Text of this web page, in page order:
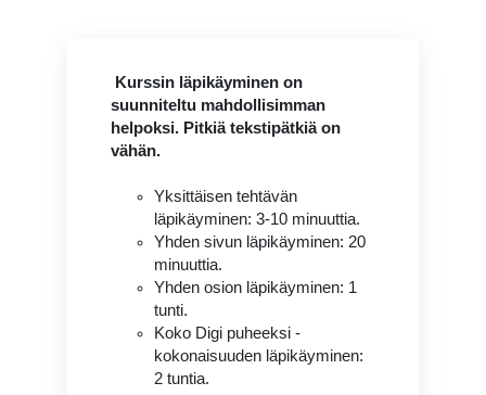
Kurssin läpikäyminen on
suunniteltu mahdollisimman
helpoksi. Pitkiä tekstipätkiä on
vähän.
Yksittäisen tehtävän
läpikäyminen: 3-10 minuuttia.
Yhden sivun läpikäyminen: 20
minuuttia.
Yhden osion läpikäyminen: 1
tunti.
Koko Digi puheeksi -
kokonaisuuden läpikäyminen:
2 tuntia.